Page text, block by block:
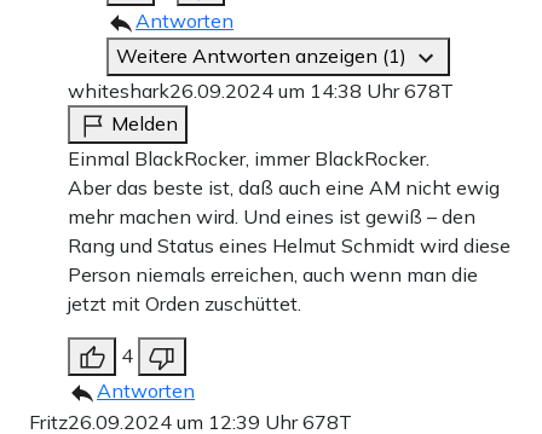
Antworten
Weitere Antworten anzeigen (1)
whiteshark26.09.2024 um 14:38 Uhr678T
Melden
Einmal BlackRocker, immer BlackRocker.
Aber das beste ist, daß auch eine AM nicht ewig
mehr machen wird. Und eines ist gewiß – den
Rang und Status eines Helmut Schmidt wird diese
Person niemals erreichen, auch wenn man die
jetzt mit Orden zuschüttet.
4
Antworten
Fritz26.09.2024 um 12:39 Uhr678T